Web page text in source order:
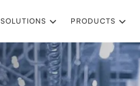
SOLUTIONS PRODUCTS